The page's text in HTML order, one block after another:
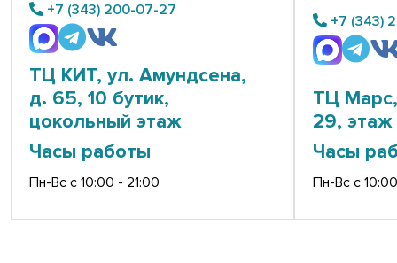
+7 (343) 200-07-27
ТЦ КИТ, ул. Амундсена,
д. 65, 10 бутик,
цокольный этаж
Часы работы
Пн-Вс с 10:00 - 21:00
+7 (343)
ТЦ
29, этаж
Часы
Пн-Вс с